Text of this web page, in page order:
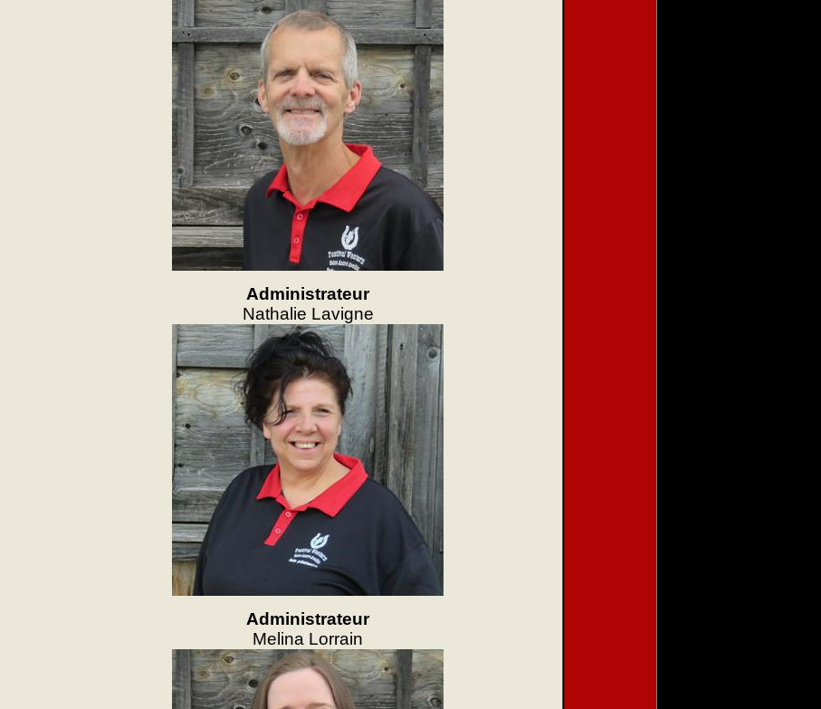
Administrateur
Nathalie Lavigne
Administrateur
Melina Lorrain